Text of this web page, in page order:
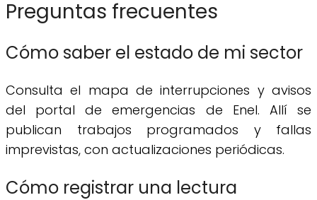
Preguntas frecuentes
Cómo saber el estado de mi sector
Consulta el mapa de interrupciones y avisos
del portal de emergencias de Enel. Allí se
publican trabajos programados y fallas
imprevistas, con actualizaciones periódicas.
Cómo registrar una lectura